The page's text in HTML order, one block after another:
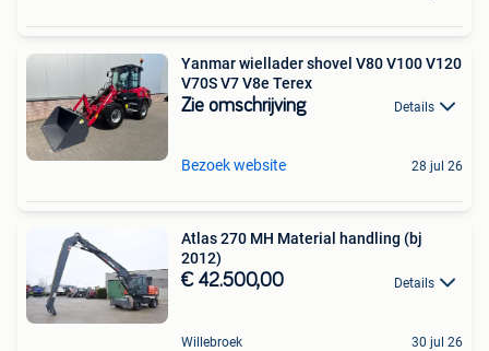
Yanmar wiellader shovel V80 V100 V120
V70S V7 V8e Terex
Zie omschrijving Details
Bezoek website 28 jul 26
Atlas 270 MH Material handling (bj
2012)
€ 42.500,00 Details
Willebroek 30 jul 26